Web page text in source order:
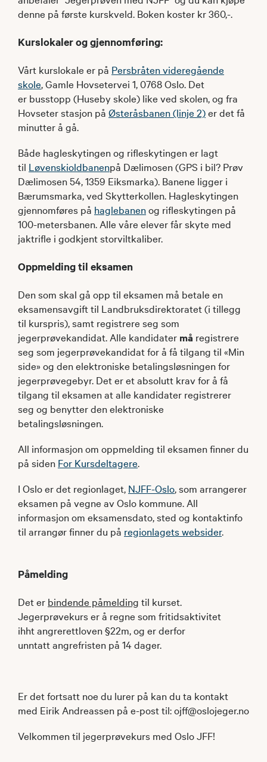
denne på første kurskveld. Boken koster kr 360,-.
Kurslokaler og gjennomføring:
Vårt kurslokale er på Persbråten videregående
skole, Gamle Hovsetervei 1, 0768 Oslo. Det
er busstopp (Huseby skole) like ved skolen, og fra
Hovseter stasjon på Østeråsbanen (linje 2)er det få
minutter å gå.
Både hagleskytingen og rifleskytingen er lagt
til Løvenskioldbanenpå Dælimosen (GPS i bil? Prøv
Dælimosen 54, 1359 Eiksmarka). Banene ligger i
Bærumsmarka, ved Skytterkollen. Hagleskytingen
gjennomføres på haglebanenog rifleskytingen på
100-metersbanen. Alle våre elever får skyte med
jaktrifle i godkjent storviltkaliber.
Oppmelding til eksamen
Den som skal gå opp til eksamen må betale en
eksamensavgift til Landbruksdirektoratet (i tillegg
til kurspris), samt registrere seg som
jegerprøvekandidat. Alle kandidater må registrere
seg som jegerprøvekandidat for å få tilgang til «Min
side» og den elektroniske betalingsløsningen for
jegerprøvegebyr. Det er et absolutt krav for å få
tilgang til eksamen at alle kandidater registrerer
seg og benytter den elektroniske
betalingsløsningen.
All informasjon om oppmelding til eksamen finner du
på siden For Kursdeltagere.
I Oslo er det regionlaget, NJFF-Oslo, som arrangerer
eksamen på vegne av Oslo kommune. All
informasjon om eksamensdato, sted og kontaktinfo
til arrangør finner du på regionlagets websider.
Påmelding
Det er bindende påmelding til kurset.
Jegerprøvekurs er å regne som fritidsaktivitet
ihht angrerettloven §22m, og er derfor
unntatt angrefristen på 14 dager.
Er det fortsatt noe du lurer på kan du ta kontakt
med Eirik Andreassen på e-post til: ojff@oslojeger.no
Velkommen til jegerprøvekurs med Oslo JFF!